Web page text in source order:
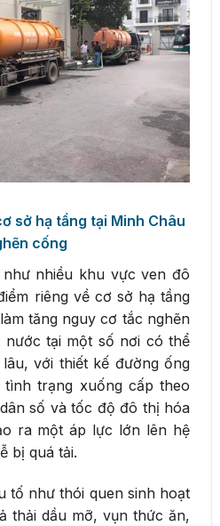
sở hạ tầng tại Minh Châu
cống
như nhiều khu vực ven đô
riêng về cơ sở hạ tầng
tăng nguy cơ tắc nghẽn
nước tại một số nơi có thể
với thiết kế đường ống
trạng xuống cấp theo
số và tốc độ đô thị hóa
ra một áp lực lớn lên hệ
bị quá tải.
tố như thói quen sinh hoạt
thải dầu mỡ, vụn thức ăn,